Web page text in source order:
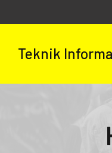
to
Teknik